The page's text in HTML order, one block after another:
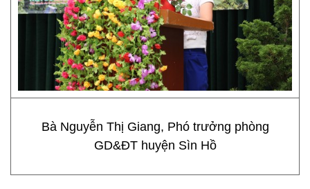
Bà Nguyễn Thị Giang, Phó trưởng phòng
GD&ĐT huyện Sìn Hồ